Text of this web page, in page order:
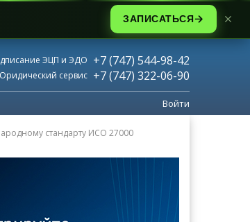
ЭЦП и ЭДО +7 (747) 544-98-42
сервис +7 (747) 322-06-90
Войти
стандарту ИСО 27000
ЗАПИСАТЬСЯ